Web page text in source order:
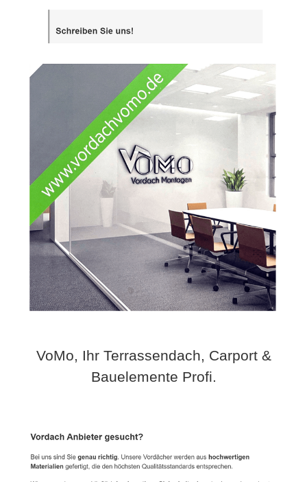
VoMo, Ihr Terrassendach, Carport &
Bauelemente Profi.